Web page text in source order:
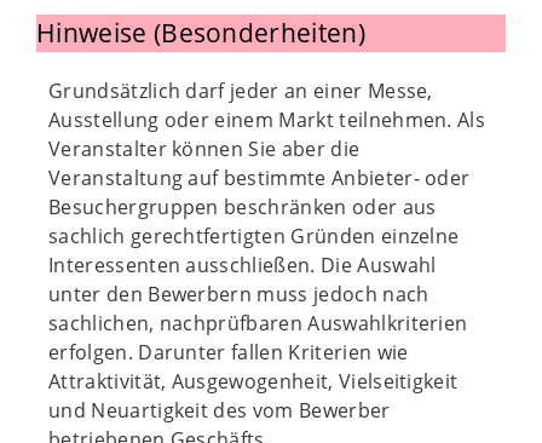
Hinweise (Besonderheiten)
Grundsätzlich darf jeder an einer Messe,
Ausstellung oder einem Markt teilnehmen. Als
Veranstalter können Sie aber die
Veranstaltung auf bestimmte Anbieter- oder
Besuchergruppen beschränken oder aus
sachlich gerechtfertigten Gründen einzelne
Interessenten ausschließen. Die Auswahl
unter den Bewerbern muss jedoch nach
sachlichen, nachprüfbaren Auswahlkriterien
erfolgen. Darunter fallen Kriterien wie
Attraktivität, Ausgewogenheit, Vielseitigkeit
und Neuartigkeit des vom Bewerber